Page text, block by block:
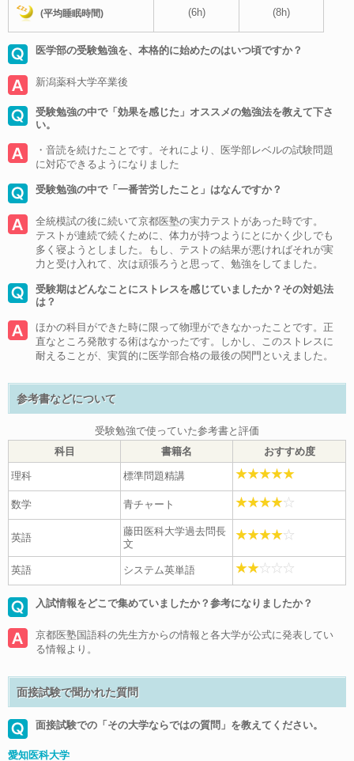
(平均睡眠時間) (6h) (8h)
医学部の受験勉強を、本格的に始めたのはいつ頃ですか？
新潟薬科大学卒業後
受験勉強の中で「効果を感じた」オススメの勉強法を教えて下さ
い。
・音読を続けたことです。それにより、医学部レベルの試験問題
に対応できるようになりました
受験勉強の中で「一番苦労したこと」はなんですか？
全統模試の後に続いて京都医塾の実力テストがあった時です。
テストが連続で続くために、体力が持つようにとにかく少しでも
多く寝ようとしました。もし、テストの結果が悪ければそれが実
力と受け入れて、次は頑張ろうと思って、勉強をしてました。
受験期はどんなことにストレスを感じていましたか？その対処法
は？
ほかの科目ができた時に限って物理ができなかったことです。正
直なところ発散する術はなかったです。しかし、このストレスに
耐えることが、実質的に医学部合格の最後の関門といえました。
参考書などについて
受験勉強で使っていた参考書と評価
科目
書籍名 おすすめ度
理科 標準問題精講
数学 青チャート
英語
藤田医科大学過去問長
文
英語 システム英単語
入試情報をどこで集めていましたか？参考になりましたか？
京都医塾国語科の先生方からの情報と各大学が公式に発表してい
る情報より。
面接試験で聞かれた質問
面接試験での「その大学ならではの質問」を教えてください。
愛知医科大学